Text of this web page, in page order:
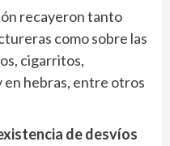
recayeron tanto
como sobre las
cigarritos,
en hebras, entre otros
de desvíos